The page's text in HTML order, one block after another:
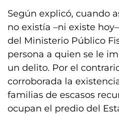
Según explicó, cuando
no existía –ni existe
del Ministerio Público
persona a quien se le
un delito. Por el
corroborada la
familias de escasos
ocupan el predio del